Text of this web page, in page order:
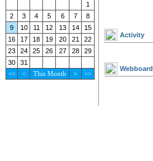
1
2
3 4 5 6 7
8
9
10 11 12 13 14
15
16
17 18 19 20 21
22
23
24 25 26 27 28
29
30
31
<< < This Month > >>
Activity
Webboard